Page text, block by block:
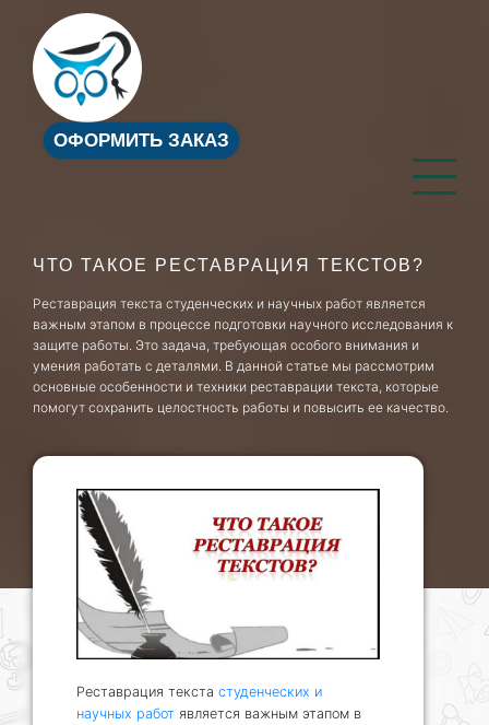
ОФОРМИТЬ ЗАКАЗ
ЧТО ТАКОЕ РЕСТАВРАЦИЯ ТЕКСТОВ?
Реставрация текста студенческих и научных работ является
важным этапом в процессе подготовки научного исследования к
защите работы. Это задача, требующая особого внимания и
умения работать с деталями. В данной статье мы рассмотрим
основные особенности и техники реставрации текста, которые
помогут сохранить целостность работы и повысить ее качество.
Реставрация текста студенческих и
научных работ является важным этапом в